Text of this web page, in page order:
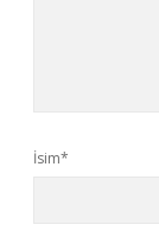
İsim*